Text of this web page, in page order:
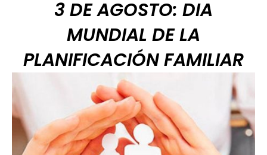
3 DE AGOSTO: DIA
MUNDIAL DE LA
PLANIFICACIÓN FAMILIAR